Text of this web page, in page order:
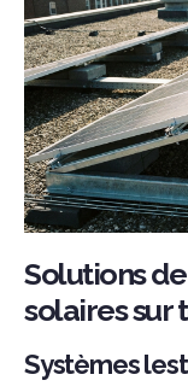
Solutions
solaires sur
Systèmes